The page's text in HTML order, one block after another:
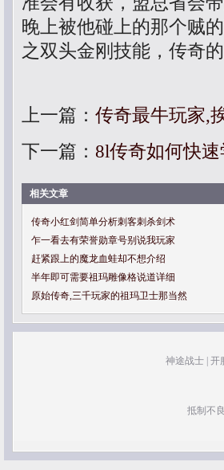
晚上被他碰上的那个贼
之双头金刚技能，传奇的
上一篇： 传奇最牛玩家,
下一篇： 8l传奇如何快
相关文章
传奇小红剑简单分析刺客刺杀剑术
乍一看去有荣誉勋章号别说我玩家
赶紧跟上的魔龙血蛙却不想介绍
半年即可需要祖玛雕像格说道详细
原始传奇,三千玩家的祖玛卫士那当然
神途战士 开
抵制不